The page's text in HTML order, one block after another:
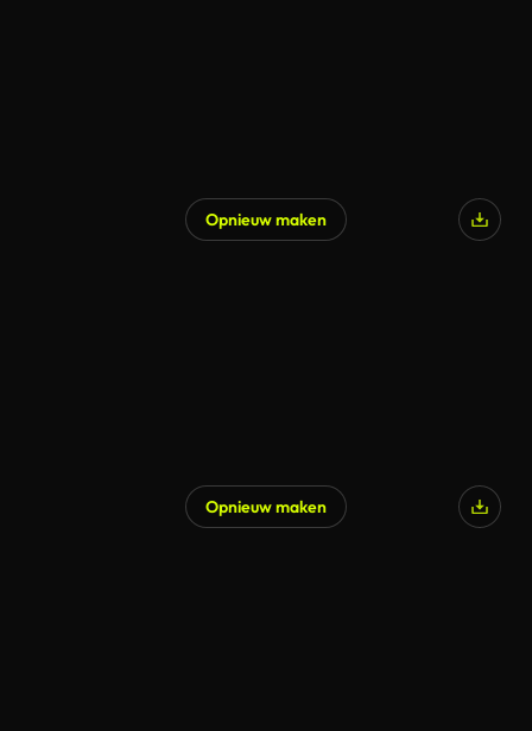
Opnieuw maken
Opnieuw maken